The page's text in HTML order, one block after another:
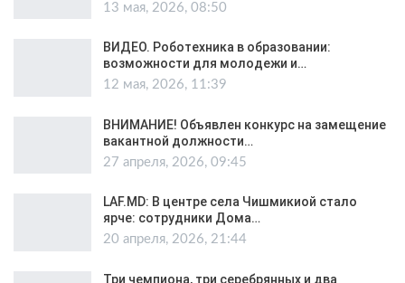
13 мая, 2026, 08:50
ВИДЕО. Роботехника в образовании:
возможности для молодежи и…
12 мая, 2026, 11:39
ВНИМАНИЕ! Объявлен конкурс на замещение
вакантной должности…
27 апреля, 2026, 09:45
LAF.MD: В центре села Чишмикиой стало
ярче: сотрудники Дома…
20 апреля, 2026, 21:44
Три чемпиона, три серебрянных и два